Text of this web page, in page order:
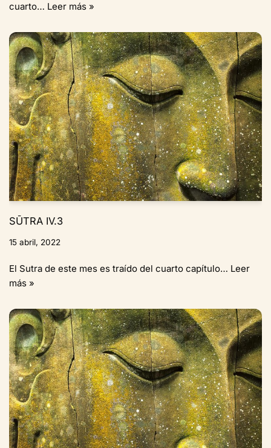
cuarto… Leer más »
SŪTRA IV.3
15 abril, 2022
El Sutra de este mes es traído del cuarto capítulo… Leer
más »